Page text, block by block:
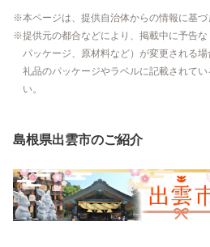
本ページは、提供自治体からの情報に基づ
提供元の都合などにより、掲載中に予告な
パッケージ、原材料など）が変更される
礼品のパッケージやラベルに記載されて
い。
島根県出雲市のご紹介